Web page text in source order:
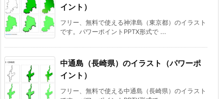
イント）
フリー、無料で使える神津島（東京都）のイラスト
です。パワーポイントPPTX形式で ...
中通島（長崎県）のイラスト（パワーポ
イント）
フリー、無料で使える中通島（長崎県）のイラスト